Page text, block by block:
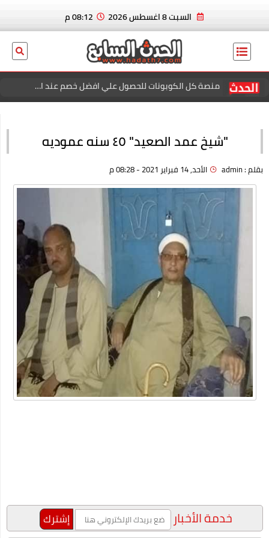
السبت 8 اغسطس 2026
افضل خصومات المتاجر الإلكترونية للتسوق عبر كوبون زاد
إسلامه رسميا
بسكوت العشردقايق
الربح من الانترنت في سنة 2021
منصة كل الكوبونات للحصول علي افضل خصم عند الشراء
افضل خصومات المتاجر الإلكترونية للتسوق عبر كوبون زاد
اقوي عروض وباقات فودافون
ما هو الفرق بين لقاحات كورونا الثلاث الشهيرة؟ وأي واحد يتوجب
عليك أن تأخذه؟
شركة خدمات منزلية بالدمام
عبارات عن البيئة
أهمية دعم بحث وتطوير أعمال الشركات في الوقت الحالي
الفوبيا وحالات الفزع الشديد!
كتاب جديد للكاتب "محمد عبد المعز حميد " يرصد دور وسائل
"شيخ عمد الصعيد" ٤٥ سنه عموديه
بقلم :admin الأحد, 14 فبراير 2021 - 08:28 م
خدمة الأخبار